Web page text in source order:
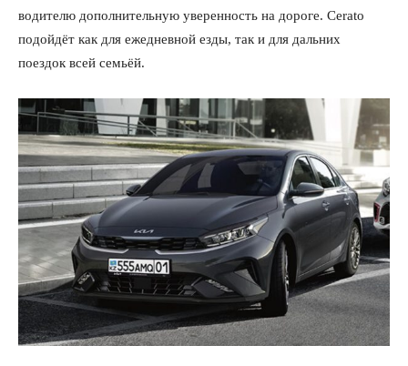
водителю дополнительную уверенность на дороге. Cerato
подойдёт как для ежедневной езды, так и для дальних
поездок всей семьёй.